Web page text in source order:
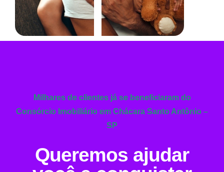
Milhares de clientes já se beneficiaram do
Consórcio Imobiliário em Chácara Santo Antônio –
SP
Queremos ajudar